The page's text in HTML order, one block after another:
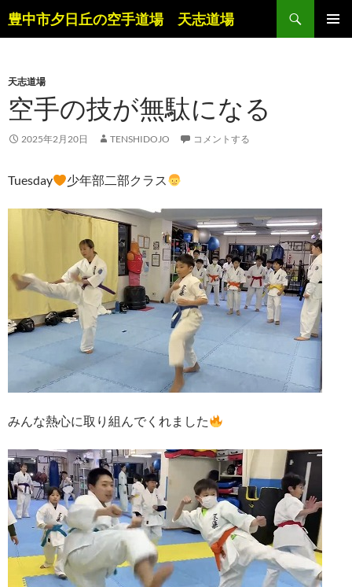
ン
ツ
へ
ス
キ
プ
豊中市夕日丘の空手道場 天志道場
検
索
天志道場
空手の技が無駄になる
2025年2月20日 TENSHIDOJO コメントする
Tuesday 少年部二部クラス
みんな熱心に取り組んでくれました